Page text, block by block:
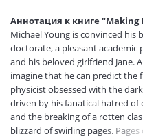
Вес:
405 гр.
Страниц:
575
Код товара:
50022778
Артикул:
261605
ISBN:
В продаже с:
16.02.2021
Аннотация к книге "Making
Michael Young is convinced
doctorate, a pleasant academic
and his beloved girlfriend Jane.
imagine that he can predict the
physicist obsessed with the
driven by his fanatical hatred of
and the breaking of a rotten
blizzard of swirling pages.